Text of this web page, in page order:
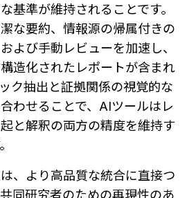
基準が維持されることです。
な要約、情報源の帰属付きの
よび手動レビューを加速し、
造化されたレポートが含まれ
ク抽出と証拠関係の視覚的な
わせることで、AIツールはレ
と解釈の両方の精度を維持す
、より高品質な統合に直接つ
同研究者のための再現性のあ